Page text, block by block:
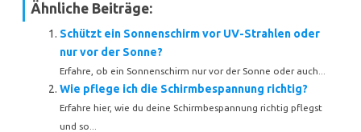
Ähnliche Beiträge:
Schützt ein Sonnenschirm vor UV-Strahlen oder
nur vor der Sonne?
Erfahre, ob ein Sonnenschirm nur vor der Sonne oder auch...
Wie pflege ich die Schirmbespannung richtig?
Erfahre hier, wie du deine Schirmbespannung richtig pflegst
und so...